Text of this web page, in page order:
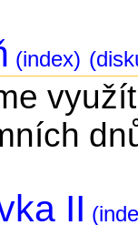
(index)
II